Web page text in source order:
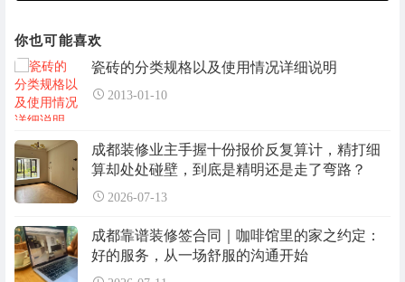
你也可能喜欢
瓷砖的分类规格以及使用情况详细说明
2013-01-10
成都装修业主手握十份报价反复算计，精打细
算却处处碰壁，到底是精明还是走了弯路？
2026-07-13
成都靠谱装修签合同｜咖啡馆里的家之约定：
好的服务，从一场舒服的沟通开始